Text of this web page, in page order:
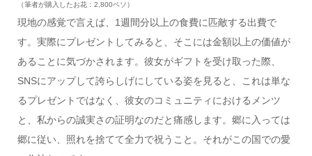
（筆者が購入したお花：2,800ペソ）
現地の感覚で言えば、1週間分以上の食費に匹敵する出費で
す。実際にプレゼントしてみると、そこには金額以上の価値が
あることに気づかされます。彼女がギフトを受け取った際、
SNSにアップして誇らしげにしている姿を見ると、これは単な
るプレゼントではなく、彼女のコミュニティにおけるメンツ
と、私からの誠実さの証明なのだと痛感します。郷に入っては
郷に従い、照れを捨てて全力で祝うこと。それがこの国での愛